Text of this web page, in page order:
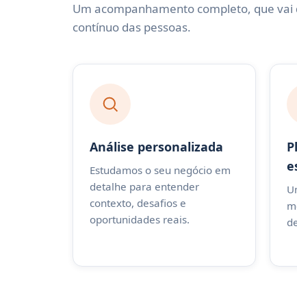
Um acompanhamento completo, que
contínuo das pessoas.
Análise personalizada
Estudamos o seu negócio em
detalhe para entender
contexto, desafios e
oportunidades reais.